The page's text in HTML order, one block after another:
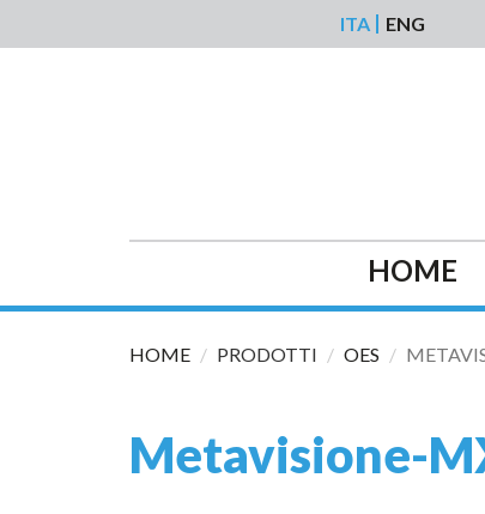
ITA ENG
HOME
HOME PRODOTTI OES
Metavisione-